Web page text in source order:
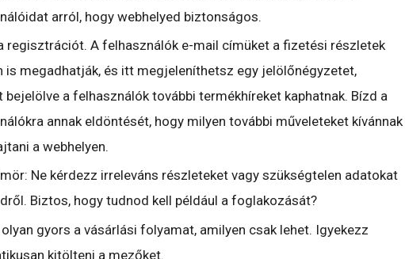
arról, hogy webhelyed biztonságos.
regisztrációt. A felhasználók e-mail címüket a fizetési részletek
is megadhatják, és itt megjeleníthetsz egy jelölőnégyzetet,
bejelölve a felhasználók további termékhíreket kaphatnak. Bízd a
annak eldöntését, hogy milyen további műveleteket kívánnak
a webhelyen.
Ne kérdezz irreleváns részleteket vagy szükségtelen adatokat
Biztos, hogy tudnod kell például a foglakozását?
gyors a vásárlási folyamat, amilyen csak lehet. Igyekezz
kitölteni a mezőket.